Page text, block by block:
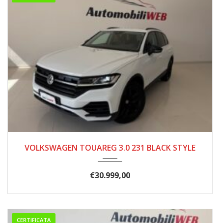
VOLKSWAGEN TOUAREG 3.0 231 BLACK STYLE
€30.999,00
CERTIFICATA